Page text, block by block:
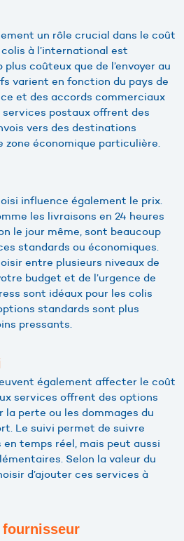
un rôle crucial dans le coût
colis à l’international est
coûteux que de l’envoyer au
varient en fonction du pays de
et des accords commerciaux
postaux offrent des
vers des destinations
zone économique particulière.
influence également le prix.
les livraisons en 24 heures
le jour même, sont beaucoup
standards ou économiques.
entre plusieurs niveaux de
budget et de l’urgence de
sont idéaux pour les colis
standards sont plus
pressants.
également affecter le coût
services offrent des options
la perte ou les dommages du
Le suivi permet de suivre
en temps réel, mais peut aussi
Selon la valeur du
d’ajouter ces services à
fournisseur